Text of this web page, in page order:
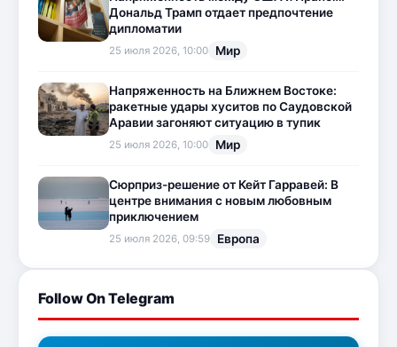
Дональд Трамп отдает предпочтение
дипломатии
25 июля 2026, 10:00 Мир
Напряженность на Ближнем Востоке:
ракетные удары хуситов по Саудовской
Аравии загоняют ситуацию в тупик
25 июля 2026, 10:00 Мир
Сюрприз-решение от Кейт Гарравей: В
центре внимания с новым любовным
приключением
25 июля 2026, 09:59 Европа
Follow On Telegram